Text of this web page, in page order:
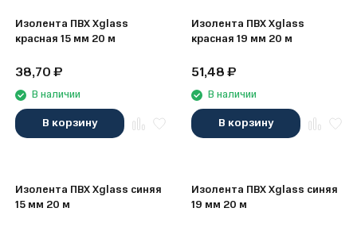
Изолента ПВХ Xglass
красная 15 мм 20 м
38,70₽
В наличии
В корзину
Изолента ПВХ Xglass
красная 19 мм 20 м
51,48₽
В наличии
В корзину
Изолента ПВХ Xglass синяя
15 мм 20 м
Изолента ПВХ Xglass синяя
19 мм 20 м